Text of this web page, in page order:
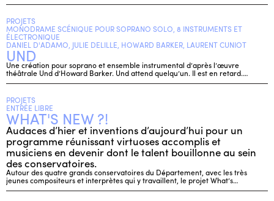
PROJETS
MONODRAME SCÉNIQUE POUR SOPRANO SOLO, 8 INSTRUMENTS ET
ÉLECTRONIQUE
DANIEL D'ADAMO, JULIE DELILLE, HOWARD BARKER, LAURENT CUNIOT
UND
Une création pour soprano et ensemble instrumental d’après l’œuvre
théâtrale Und d’Howard Barker. Und attend quelqu’un. Il est en retard.…
PROJETS
ENTRÉE LIBRE
WHAT'S NEW ?!
Audaces d’hier et inventions d’aujourd’hui pour un
programme réunissant virtuoses accomplis et
musiciens en devenir dont le talent bouillonne au sein
des conservatoires.
Autour des quatre grands conservatoires du Département, avec les très
jeunes compositeurs et interprètes qui y travaillent, le projet What’s…